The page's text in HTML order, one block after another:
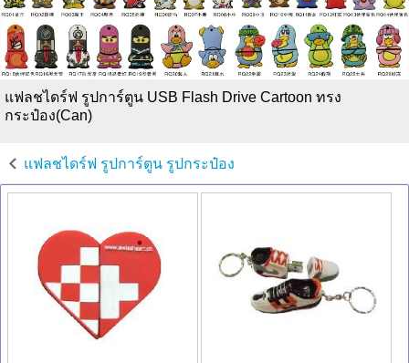
แฟลชไดร์ฟ รูปการ์ตูน USB Flash Drive Cartoon ทรง
กระป๋อง(Can)
แฟลชไดร์ฟ รูปการ์ตูน รูปกระป๋อง